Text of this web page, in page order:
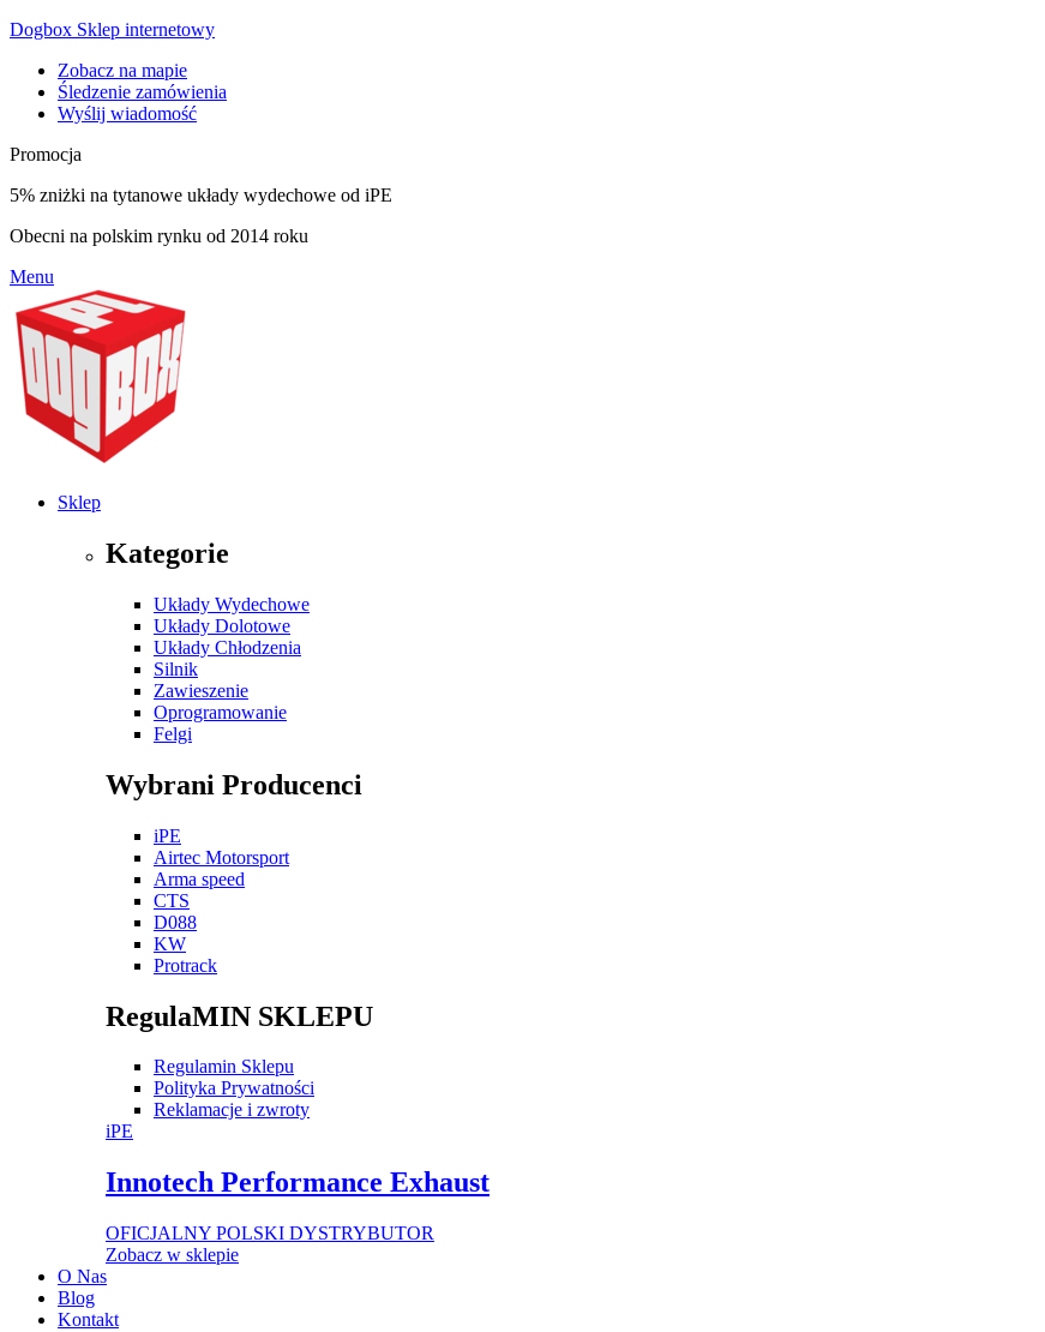
Dogbox Sklep internetowy
Zobacz na mapie
Śledzenie zamówienia
Wyślij wiadomość
Promocja
5% zniżki na tytanowe układy wydechowe od iPE
Obecni na polskim rynku od 2014 roku
Menu
Sklep
Kategorie
Układy Wydechowe
Układy Dolotowe
Układy Chłodzenia
Silnik
Zawieszenie
Oprogramowanie
Felgi
Wybrani Producenci
iPE
Airtec Motorsport
Arma speed
CTS
D088
KW
Protrack
RegulaMIN SKLEPU
Regulamin Sklepu
Polityka Prywatności
Reklamacje i zwroty
iPE
Innotech Performance Exhaust
OFICJALNY POLSKI DYSTRYBUTOR
Zobacz w sklepie
O Nas
Blog
Kontakt